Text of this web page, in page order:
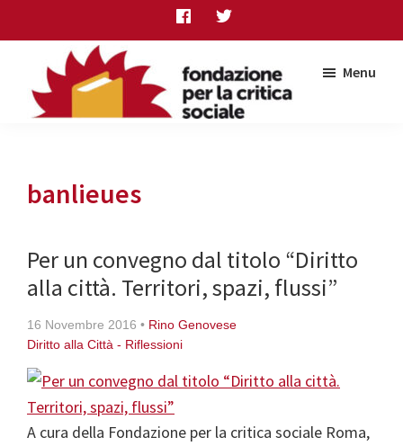
to
content
to
primary
sidebar
to
critica
sociale
Menu
banlieues
Per un convegno dal titolo “Diritto
alla città. Territori, spazi, flussi”
16 Novembre 2016 • Rino Genovese
Diritto alla Città - Riflessioni
A cura della Fondazione per la critica sociale Roma,